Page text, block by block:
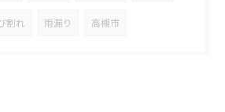
割れ 雨漏り 高槻市